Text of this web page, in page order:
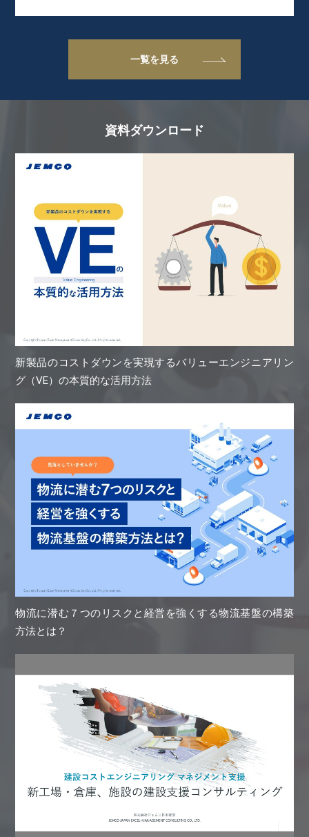
一覧を見る
資料ダウンロード
新製品のコストダウンを実現するバリューエンジニアリン
グ（VE）の本質的な活用方法
物流に潜む７つのリスクと経営を強くする物流基盤の構築
方法とは？